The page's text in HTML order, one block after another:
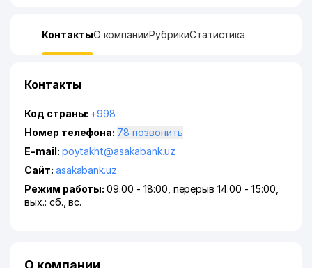
КонтактыО компанииРубрикиСтатистика
Контакты
Код страны: +998
Номер телефона:
78 позвонить
E-mail: poytakht@asakabank.uz
Сайт: asakabank.uz
Режим работы:09:00 - 18:00, перерыв 14:00 - 15:00,
вых.: сб., вс.
О компании